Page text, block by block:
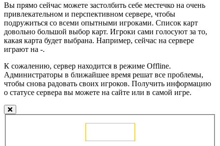
Вы прямо сейчас можете застолбить себе местечко на очень
привлекательном и перспективном сервере, чтобы
подружиться со всеми опытными игроками. Список карт
довольно большой выбор карт. Игроки сами голосуют за то,
какая карта будет выбрана. Например, сейчас на сервере
играют на -.
К сожалению, сервер находится в режиме Offline.
Администраторы в ближайшее время решат все проблемы,
чтобы снова радовать своих игроков. Получить информацию
о статусе сервера вы можете на сайте или в самой игре.